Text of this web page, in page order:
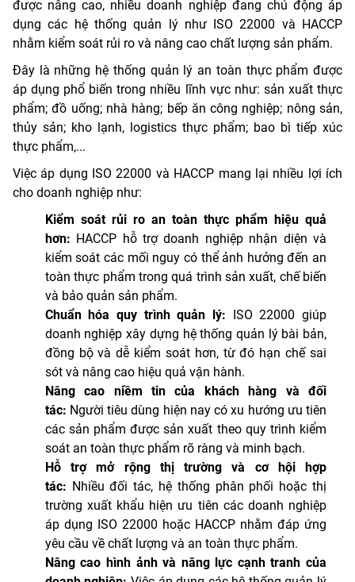
được nâng cao, nhiều doanh nghiệp đang chủ động áp
dụng các hệ thống quản lý như ISO 22000 và HACCP
nhằm kiểm soát rủi ro và nâng cao chất lượng sản phẩm.
Đây là những hệ thống quản lý an toàn thực phẩm được
áp dụng phổ biến trong nhiều lĩnh vực như: sản xuất thực
phẩm; đồ uống; nhà hàng; bếp ăn công nghiệp; nông sản,
thủy sản; kho lạnh, logistics thực phẩm; bao bì tiếp xúc
thực phẩm,...
Việc áp dụng ISO 22000 và HACCP mang lại nhiều lợi ích
cho doanh nghiệp như:
Kiểm soát rủi ro an toàn thực phẩm hiệu quả
hơn: HACCP hỗ trợ doanh nghiệp nhận diện và
kiểm soát các mối nguy có thể ảnh hưởng đến an
toàn thực phẩm trong quá trình sản xuất, chế biến
và bảo quản sản phẩm.
Chuẩn hóa quy trình quản lý:
ISO 22000 giúp
doanh nghiệp xây dựng hệ thống quản lý bài bản,
đồng bộ và dễ kiểm soát hơn, từ đó hạn chế sai
sót và nâng cao hiệu quả vận hành.
Nâng cao niềm tin của khách hàng và đối
tác: Người tiêu dùng hiện nay có xu hướng ưu tiên
các sản phẩm được sản xuất theo quy trình kiểm
soát an toàn thực phẩm rõ ràng và minh bạch.
Hỗ trợ mở rộng thị trường và cơ hội hợp
tác: Nhiều đối tác, hệ thống phân phối hoặc thị
trường xuất khẩu hiện ưu tiên các doanh nghiệp
áp dụng ISO 22000 hoặc HACCP nhằm đáp ứng
yêu cầu về chất lượng và an toàn thực phẩm.
Nâng cao hình ảnh và năng lực cạnh tranh của